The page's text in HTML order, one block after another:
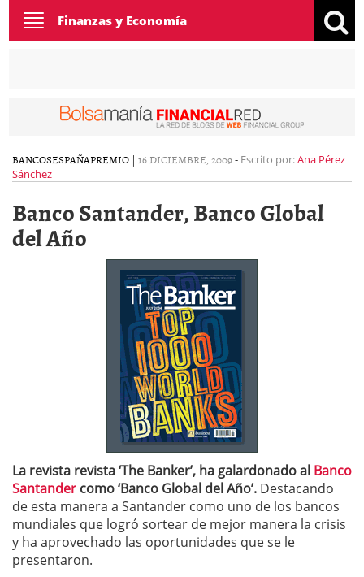
Toggle
navigation
Finanzas y Economía
BANCOSESPAÑAPREMIO | 16 DICIEMBRE, 2009- Escrito por:Ana Pérez
Sánchez
Banco Santander, Banco Global
del Año
La revista revista ‘The Banker’, ha galardonado al Banco
Santander como ‘Banco Global del Año’. Destacando
de esta manera a Santander como uno de los bancos
mundiales que logró sortear de mejor manera la crisis
y ha aprovechado las oportunidades que se le
presentaron.